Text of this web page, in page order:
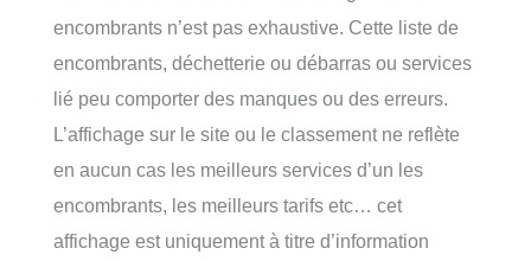
encombrants n’est pas exhaustive. Cette liste de
encombrants, déchetterie ou débarras ou services
lié peu comporter des manques ou des erreurs.
L’affichage sur le site ou le classement ne reflète
en aucun cas les meilleurs services d’un les
encombrants, les meilleurs tarifs etc… cet
affichage est uniquement à titre d’information